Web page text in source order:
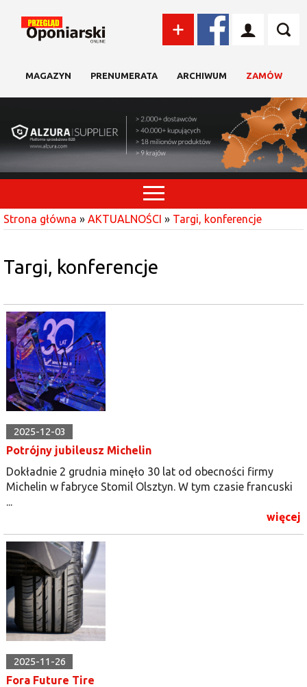
MAGAZYN PRENUMERATA ARCHIWUM ZAMÓW
Strona główna » AKTUALNOŚCI » Targi, konferencje
Targi, konferencje
2025-12-03
Potrójny jubileusz Michelin
Dokładnie 2 grudnia minęło 30 lat od obecności firmy
Michelin w fabryce Stomil Olsztyn. W tym czasie francuski
...
więcej
2025-11-26
Fora Future Tire